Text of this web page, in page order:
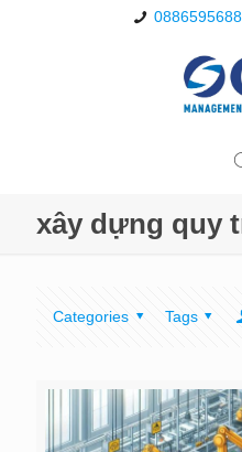
0886595688
xây dựng quy
Categories Tags